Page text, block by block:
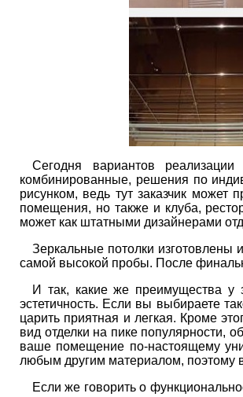
Сегодня вариантов
комбинированные, решения по
рисунком, ведь тут заказчик
помещения, но также и клуба,
может как штатными дизайнерами
Зеркальные потолки изготовлены
самой высокой пробы. После
И так, какие же преимущества у
эстетичность. Если вы выбираете
царить приятная и легкая. Кроме
вид отделки на пике популярности,
ваше помещение по-настоящему
любым другим материалом, поэтому
Если же говорить о